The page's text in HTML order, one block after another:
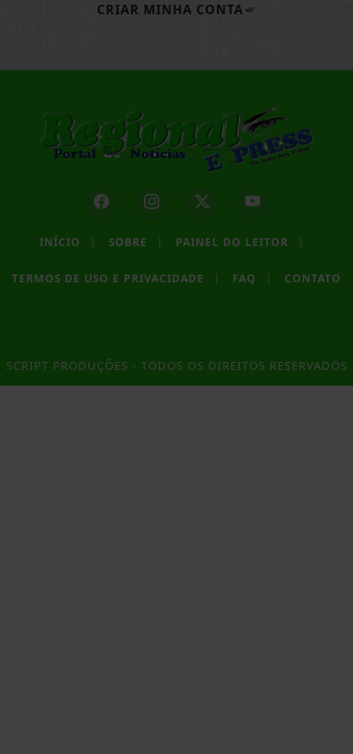
CRIAR MINHA CONTA
INÍCIO | SOBRE | PAINEL DO LEITOR |
TERMOS DE USO E PRIVACIDADE | FAQ | CONTATO
SCRIPT PRODUÇÕES - TODOS OS DIREITOS RESERVADOS